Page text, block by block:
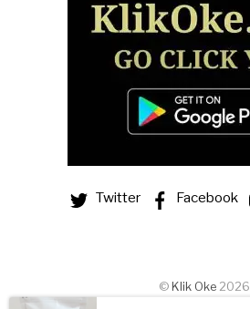
Twitter Facebook
© Klik Oke 2026
Abon Ayam – Rasa Pedas